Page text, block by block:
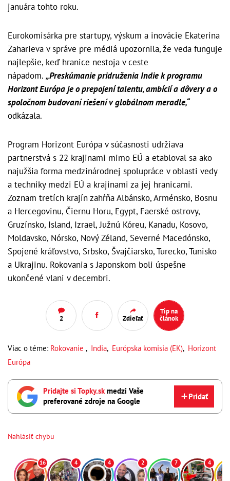
januára tohto roku.
Eurokomisárka pre startupy, výskum a inovácie Ekaterina
Zaharieva v správe pre médiá upozornila, že veda funguje
najlepšie, keď hranice nestoja v ceste
nápadom. „Preskúmanie pridruženia Indie k programu
Horizont Európa je o prepojení talentu, ambícií a dôvery a o
spoločnom budovaní riešení v globálnom meradle,“
odkázala.
Program Horizont Európa v súčasnosti udržiava
partnerstvá s 22 krajinami mimo EÚ a etabloval sa ako
najužšia forma medzinárodnej spolupráce v oblasti vedy
a techniky medzi EÚ a krajinami za jej hranicami.
Zoznam tretích krajín zahŕňa Albánsko, Arménsko, Bosnu
a Hercegovinu, Čiernu Horu, Egypt, Faerské ostrovy,
Gruzínsko, Island, Izrael, Južnú Kóreu, Kanadu, Kosovo,
Moldavsko, Nórsko, Nový Zéland, Severné Macedónsko,
Spojené kráľovstvo, Srbsko, Švajčiarsko, Turecko, Tunisko
a Ukrajinu. Rokovania s Japonskom boli úspešne
ukončené vlani v decembri.
2 Zdieľať
Tip na
článok
Viac o téme: Rokovanie , India, Európska komisia (EK), Horizont
Európa
Pridajte si Topky.skmedzi Vaše
preferované zdroje na Google
Pridať
Nahlásiť chybu
16 4 4 2 7 4